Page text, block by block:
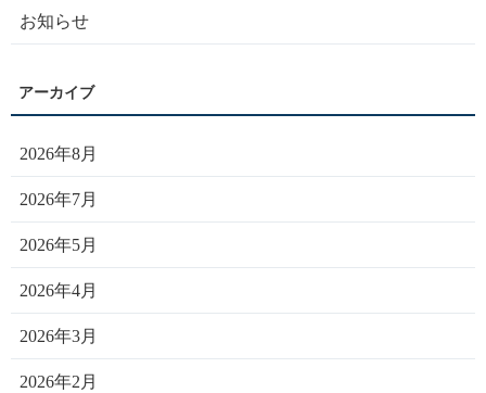
お知らせ
2026年8月
2026年7月
2026年5月
2026年4月
2026年3月
2026年2月